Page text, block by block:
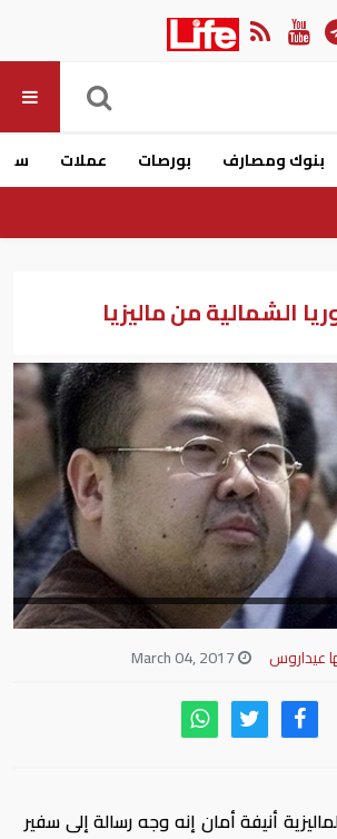
بنوك ومصارف بورصات عملات
الشمالية من ماليزيا
عيداروس
أنيفة أمان إنه وجه رسالة إلى سفير